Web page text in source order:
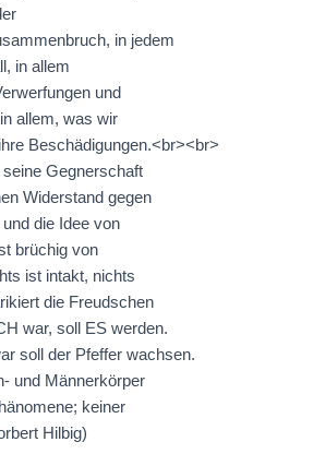
in jedem
in allem
und
allem, was wir
Beschädigungen.<br><br>
Gegnerschaft
Widerstand gegen
die Idee von
brüchig von
ist intakt, nichts
die Freudschen
war, soll ES werden.
soll der Pfeffer wachsen.
und Männerkörper
keiner
Hilbig)